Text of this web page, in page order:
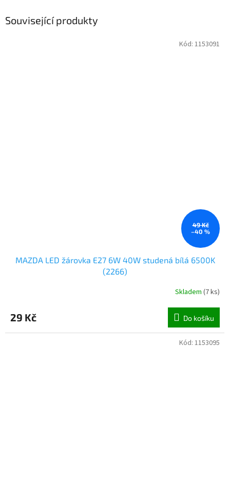
Související produkty
49 Kč
–40 %
MAZDA LED žárovka E27 6W 40W studená bílá 6500K
(2266)
Skladem (7 ks)
29 Kč Do košíku
Kód: 1153091
Kód: 1153095